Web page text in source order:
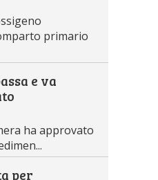
primario
e va
ha approvato
per